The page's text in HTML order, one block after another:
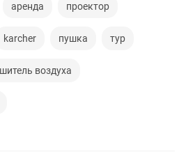
аренда проектор
karcher пушка тур
воздуха
аренда